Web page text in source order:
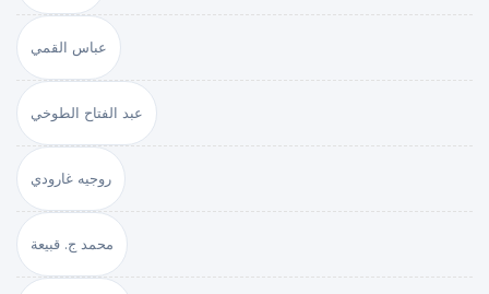
عباس القمي
عبد الفتاح الطوخي
روجيه غارودي
محمد ج. قبيعة